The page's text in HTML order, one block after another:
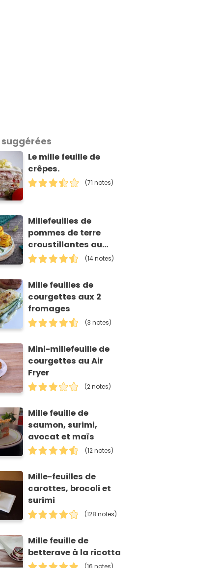
Le mille feuille de
crêpes.
(71 notes)
Millefeuilles de
pommes de terre
croustillantes au
parmesan
(14 notes)
Mille feuilles de
courgettes aux 2
fromages
(3 notes)
Mini-millefeuille de
courgettes au Air
Fryer
(2 notes)
Mille feuille de
saumon, surimi,
avocat et maïs
(12 notes)
Mille-feuilles de
carottes, brocoli et
surimi
(128 notes)
Mille feuille de
betterave à la ricotta